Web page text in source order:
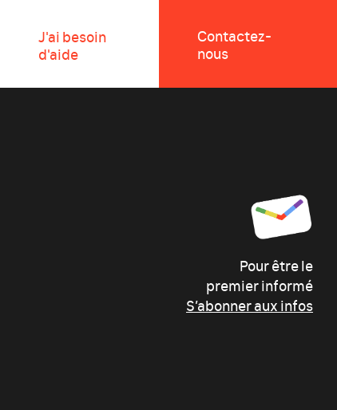
Contactez-
nous
J'ai besoin
d'aide
Pour être le
premier informé
S’abonner aux infos